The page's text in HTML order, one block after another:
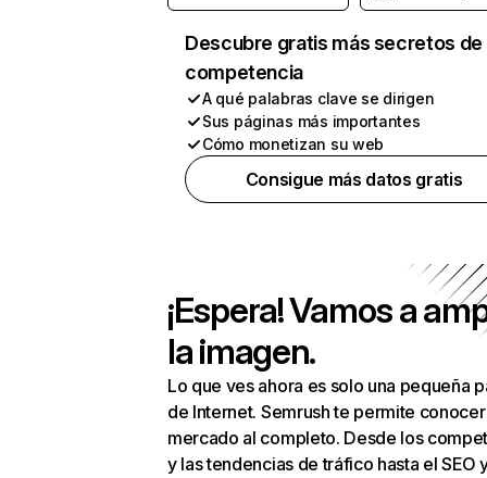
Descubre gratis más secretos de
competencia
A qué palabras clave se dirigen
Sus páginas más importantes
Cómo monetizan su web
Consigue más datos gratis
¡Espera! Vamos a
la imagen.
Lo que ves ahora es solo una pequeña
de Internet. Semrush te permite
mercado al completo. Desde los
y las tendencias de tráfico hasta el SEO